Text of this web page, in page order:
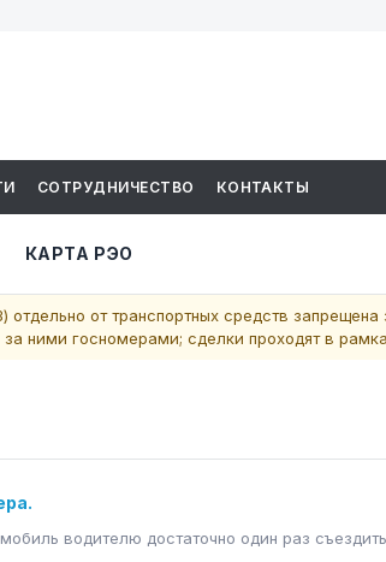
СОТРУДНИЧЕСТВО КОНТАКТЫ
КАРТА РЭО
от транспортных средств
ними госномерами; сделки проходят в
водителю достаточно один раз